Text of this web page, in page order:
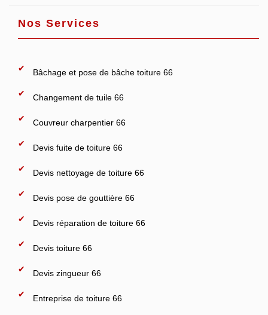
Nos Services
Bâchage et pose de bâche toiture 66
Changement de tuile 66
Couvreur charpentier 66
Devis fuite de toiture 66
Devis nettoyage de toiture 66
Devis pose de gouttière 66
Devis réparation de toiture 66
Devis toiture 66
Devis zingueur 66
Entreprise de toiture 66